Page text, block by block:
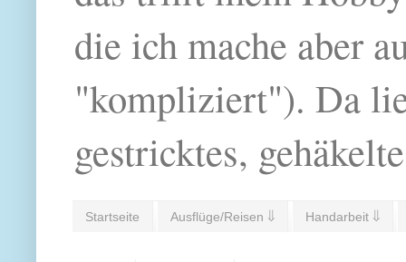
die ich mache aber
"kompliziert"). Da
gestricktes,
Startseite Ausflüge/Reisen ⇓ Handarbeit ⇓